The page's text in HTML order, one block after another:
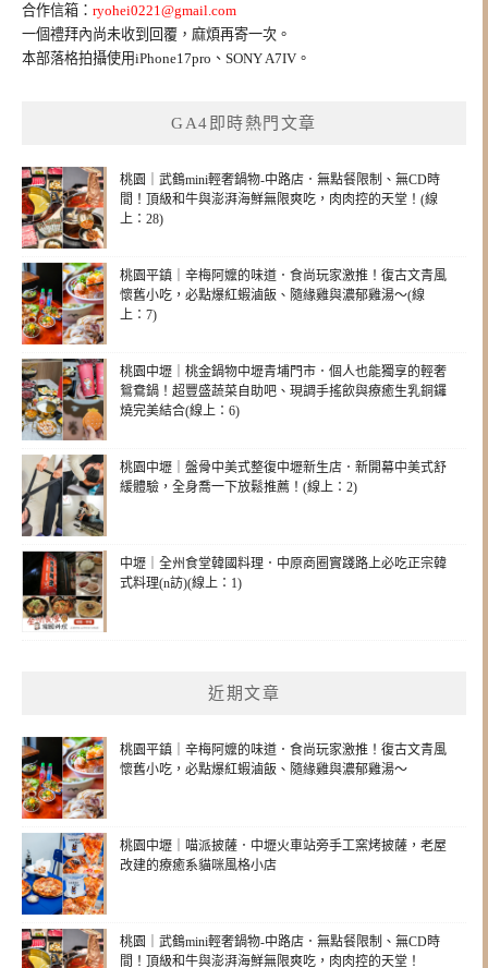
合作信箱： ryohei0221@gmail.com
一個禮拜內尚未收到回覆，麻煩再寄一次。
本部落格拍攝使用iPhone17pro、SONY A7IV。
GA4即時熱門文章
桃園｜武鶴mini輕奢鍋物-中路店．無點餐限制、無CD時
間！頂級和牛與澎湃海鮮無限爽吃，肉肉控的天堂！(線
上：28)
桃園平鎮｜辛梅阿嬤的味道．食尚玩家激推！復古文青風
懷舊小吃，必點爆紅蝦滷飯、隨緣雞與濃郁雞湯～(線
上：7)
桃園中壢｜桃金鍋物中壢青埔門市．個人也能獨享的輕奢
鴛鴦鍋！超豐盛蔬菜自助吧、現調手搖飲與療癒生乳銅鑼
燒完美結合(線上：6)
桃園中壢｜盤骨中美式整復中壢新生店．新開幕中美式舒
緩體驗，全身喬一下放鬆推薦！(線上：2)
中壢｜全州食堂韓國料理．中原商圈實踐路上必吃正宗韓
式料理(n訪)(線上：1)
近期文章
桃園平鎮｜辛梅阿嬤的味道．食尚玩家激推！復古文青風
懷舊小吃，必點爆紅蝦滷飯、隨緣雞與濃郁雞湯～
桃園中壢｜喵派披薩．中壢火車站旁手工窯烤披薩，老屋
改建的療癒系貓咪風格小店
桃園｜武鶴mini輕奢鍋物-中路店．無點餐限制、無CD時
間！頂級和牛與澎湃海鮮無限爽吃，肉肉控的天堂！